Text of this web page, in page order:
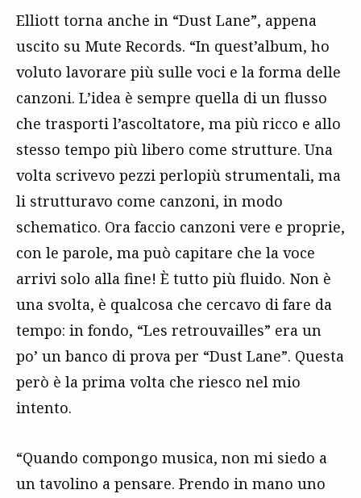
Elliott torna anche in “Dust Lane”, appena
uscito su Mute Records. “In quest’album, ho
voluto lavorare più sulle voci e la forma delle
canzoni. L’idea è sempre quella di un flusso
che trasporti l’ascoltatore, ma più ricco e allo
stesso tempo più libero come strutture. Una
volta scrivevo pezzi perlopiù strumentali, ma
li strutturavo come canzoni, in modo
schematico. Ora faccio canzoni vere e proprie,
con le parole, ma può capitare che la voce
arrivi solo alla fine! È tutto più fluido. Non è
una svolta, è qualcosa che cercavo di fare da
tempo: in fondo, “Les retrouvailles” era un
po’ un banco di prova per “Dust Lane”. Questa
però è la prima volta che riesco nel mio
intento.
“Quando compongo musica, non mi siedo a
un tavolino a pensare. Prendo in mano uno